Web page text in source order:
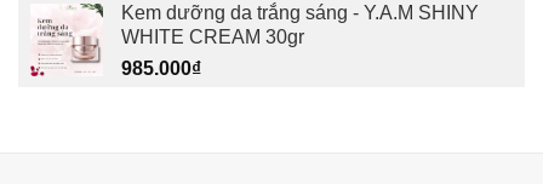
là:
180.000₫.
tại
là:
Kem dưỡng da trắng sáng - Y.A.M SHINY
WHITE CREAM 30gr
985.000₫